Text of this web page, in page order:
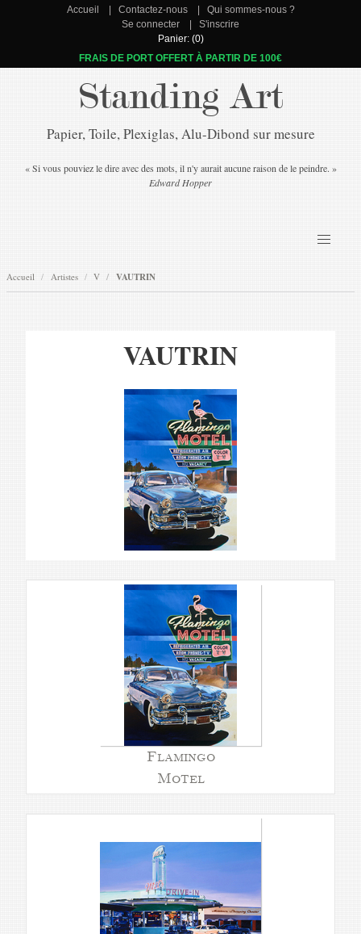
Accueil Contactez-nous
Qui sommes-nous ?
Se connecter
S'inscrire
Panier: (0)
FRAIS DE PORT OFFERT À PARTIR DE 100€
Standing Art
Papier, Toile, Plexiglas, Alu-Dibond sur mesure
« Si vous pouviez le dire avec des mots, il n'y aurait aucune raison de le peindre. »
Edward Hopper
Accueil Artistes V VAUTRIN
VAUTRIN
Flamingo
Motel